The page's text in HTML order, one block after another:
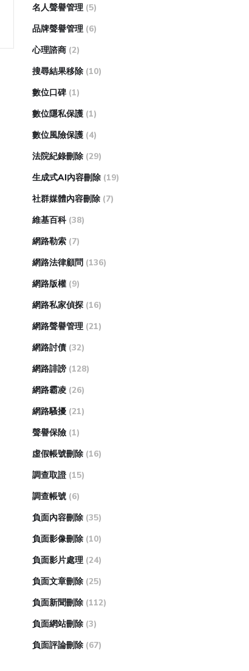
名人聲譽管理 (5)
品牌聲譽管理 (6)
心理諮商 (2)
搜尋結果移除 (10)
數位口碑 (1)
數位隱私保護 (1)
數位風險保護 (4)
法院紀錄刪除 (29)
生成式AI內容刪除 (19)
社群媒體內容刪除 (7)
維基百科 (38)
網路勒索 (7)
網路法律顧問 (136)
網路版權 (9)
網路私家偵探 (16)
網路聲譽管理 (21)
網路討債 (32)
網路誹謗 (128)
網路霸凌 (26)
網路騷擾 (21)
聲譽保險 (1)
虛假帳號刪除 (16)
調查取證 (15)
調查帳號 (6)
負面內容刪除 (35)
負面影像刪除 (10)
負面影片處理 (24)
負面文章刪除 (25)
負面新聞刪除 (112)
負面網站刪除 (3)
負面評論刪除 (67)